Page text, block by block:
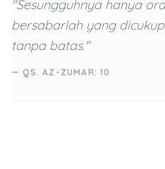
"Sesungguhnya hanya
bersabarlah yang
tanpa batas."
— QS. AZ-ZUMAR: 10